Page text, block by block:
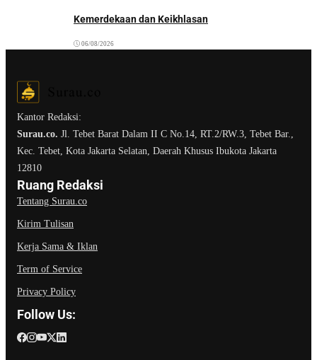
Kemerdekaan dan Keikhlasan
06/08/2026
Kantor Redaksi:
Surau.co. Jl. Tebet Barat Dalam II C No.14, RT.2/RW.3, Tebet Bar.,
Kec. Tebet, Kota Jakarta Selatan, Daerah Khusus Ibukota Jakarta
12810
Ruang Redaksi
Tentang Surau.co
Kirim Tulisan
Kerja Sama & Iklan
Term of Service
Privacy Policy
Follow Us: